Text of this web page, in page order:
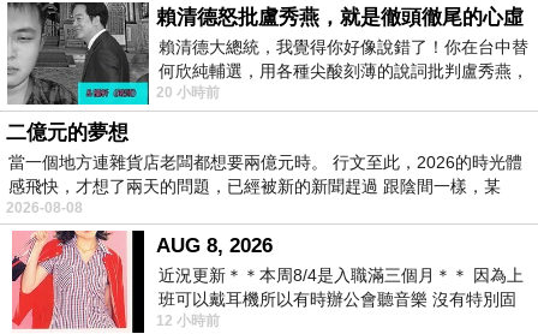
因此在蘿蔔坑，達可喜歡在大樹旁邊
種上一株蔓藤植物，與它伴生。這些蔓
藤當然必須經過挑選，有些是花美果香
的園藝植物，例如百香果，但絕大部
分，還是為了保存在野外可遇不可求，
賴清德怒批盧秀燕，就是徹頭徹尾的心虛
賴清德大總統，我覺得你好像說錯了！你在台中替
何欣純輔選，用各種尖酸刻薄的說詞批判盧秀燕，
罵她施政滿意度輸給陳其邁，甚至還說盧
20 小時前
二億元的夢想
當一個地方連雜貨店老闆都想要兩億元時。 行文至此，2026的時光體
感飛快，才想了兩天的問題，已經被新的新聞趕過 跟陰間一樣，某
2026-08-08
AUG 8, 2026
近況更新＊＊本周8/4是入職滿三個月＊＊ 因為上
班可以戴耳機所以有時辦公會聽音樂 沒有特別固
定哪天但就是一周某一天會固定聽'90
12 小時前